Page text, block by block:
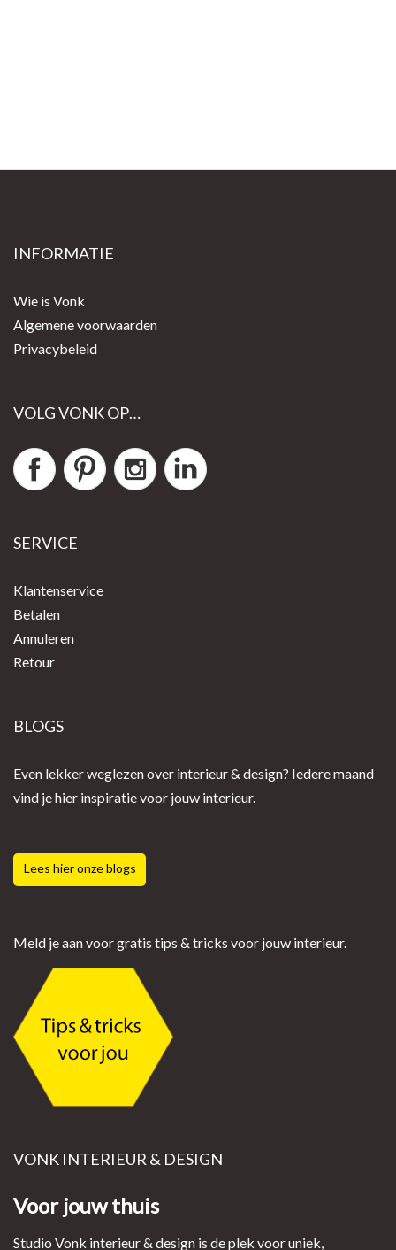
INFORMATIE
Wie is Vonk
Algemene voorwaarden
Privacybeleid
VOLG VONK OP…
SERVICE
Klantenservice
Betalen
Annuleren
Retour
BLOGS
Even lekker weglezen over interieur & design? Iedere maand
vind je hier inspiratie voor jouw interieur.
Lees hier onze blogs
Meld je aan voor gratis tips & tricks voor jouw interieur.
VONK INTERIEUR & DESIGN
Voor jouw thuis
Studio Vonk interieur & design is de plek voor uniek,